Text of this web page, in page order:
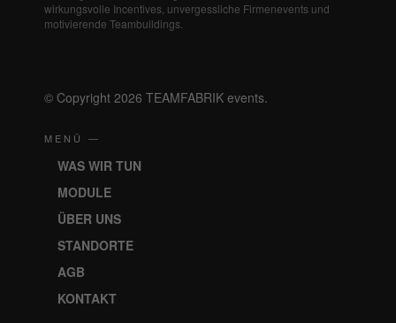
wirkungsvolle Incentives, unvergessliche Firmenevents und
motivierende Teambuildings.
© Copyright 2026 TEAMFABRIK events.
MENÜ —
WAS WIR TUN
MODULE
ÜBER UNS
STANDORTE
AGB
KONTAKT